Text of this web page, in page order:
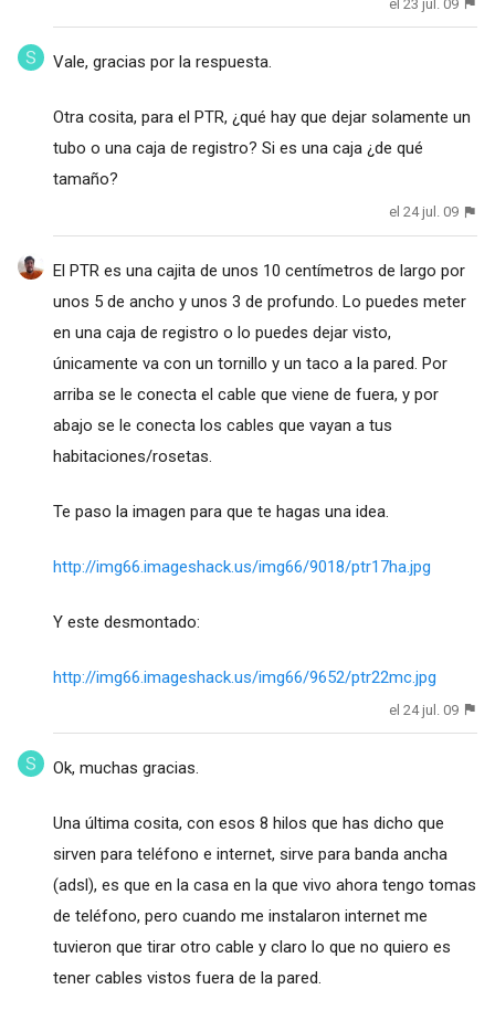
el 23 jul. 09
Vale, gracias por la respuesta.
Otra cosita, para el PTR, ¿qué hay que dejar solamente un
tubo o una caja de registro? Si es una caja ¿de qué
tamaño?
el 24 jul. 09
El PTR es una cajita de unos 10 centímetros de largo por
unos 5 de ancho y unos 3 de profundo. Lo puedes meter
en una caja de registro o lo puedes dejar visto,
únicamente va con un tornillo y un taco a la pared. Por
arriba se le conecta el cable que viene de fuera, y por
abajo se le conecta los cables que vayan a tus
habitaciones/rosetas.
Te paso la imagen para que te hagas una idea.
http://img66.imageshack.us/img66/9018/ptr17ha.jpg
Y este desmontado:
http://img66.imageshack.us/img66/9652/ptr22mc.jpg
el 24 jul. 09
Ok, muchas gracias.
Una última cosita, con esos 8 hilos que has dicho que
sirven para teléfono e internet, sirve para banda ancha
(adsl), es que en la casa en la que vivo ahora tengo tomas
de teléfono, pero cuando me instalaron internet me
tuvieron que tirar otro cable y claro lo que no quiero es
tener cables vistos fuera de la pared.